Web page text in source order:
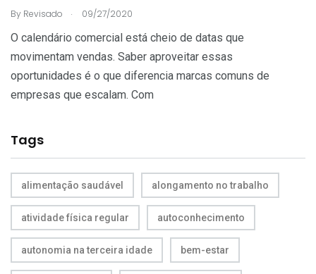
By Revisado . 09/27/2020
O calendário comercial está cheio de datas que
movimentam vendas. Saber aproveitar essas
oportunidades é o que diferencia marcas comuns de
empresas que escalam. Com
Tags
alimentação saudável alongamento no trabalho
atividade física regular autoconhecimento
autonomia na terceira idade bem-estar